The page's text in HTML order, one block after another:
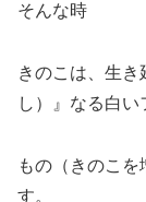
そんな時
きのこは、生
し）』なる白い
もの（きのこ
す。